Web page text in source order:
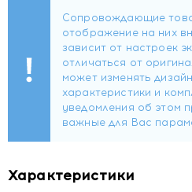
В составе:
PAD (производное
способствует
Экстракт центеллы
увлажняющее и
очищения. Равномерно
Характеристики